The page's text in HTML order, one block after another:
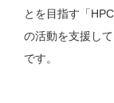
とを目指す「
の活動を支援し
です。